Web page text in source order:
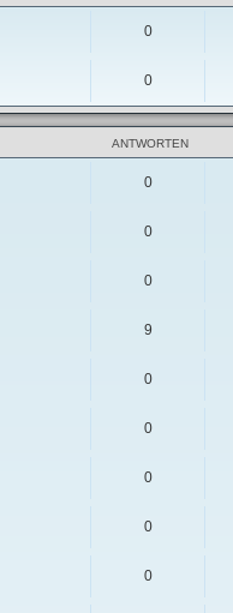
0
0
ANTWORTEN
0
0
0
9
0
0
0
0
0